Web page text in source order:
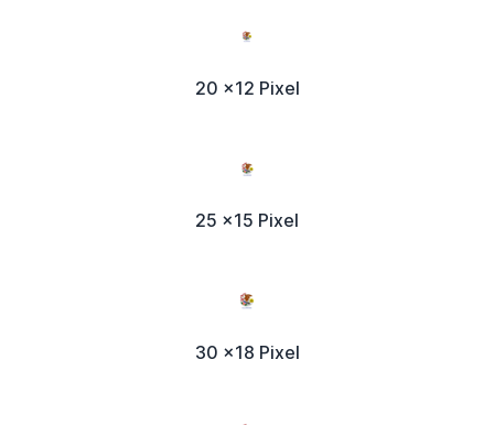
20 x12 Pixel
25 x15 Pixel
30 x18 Pixel